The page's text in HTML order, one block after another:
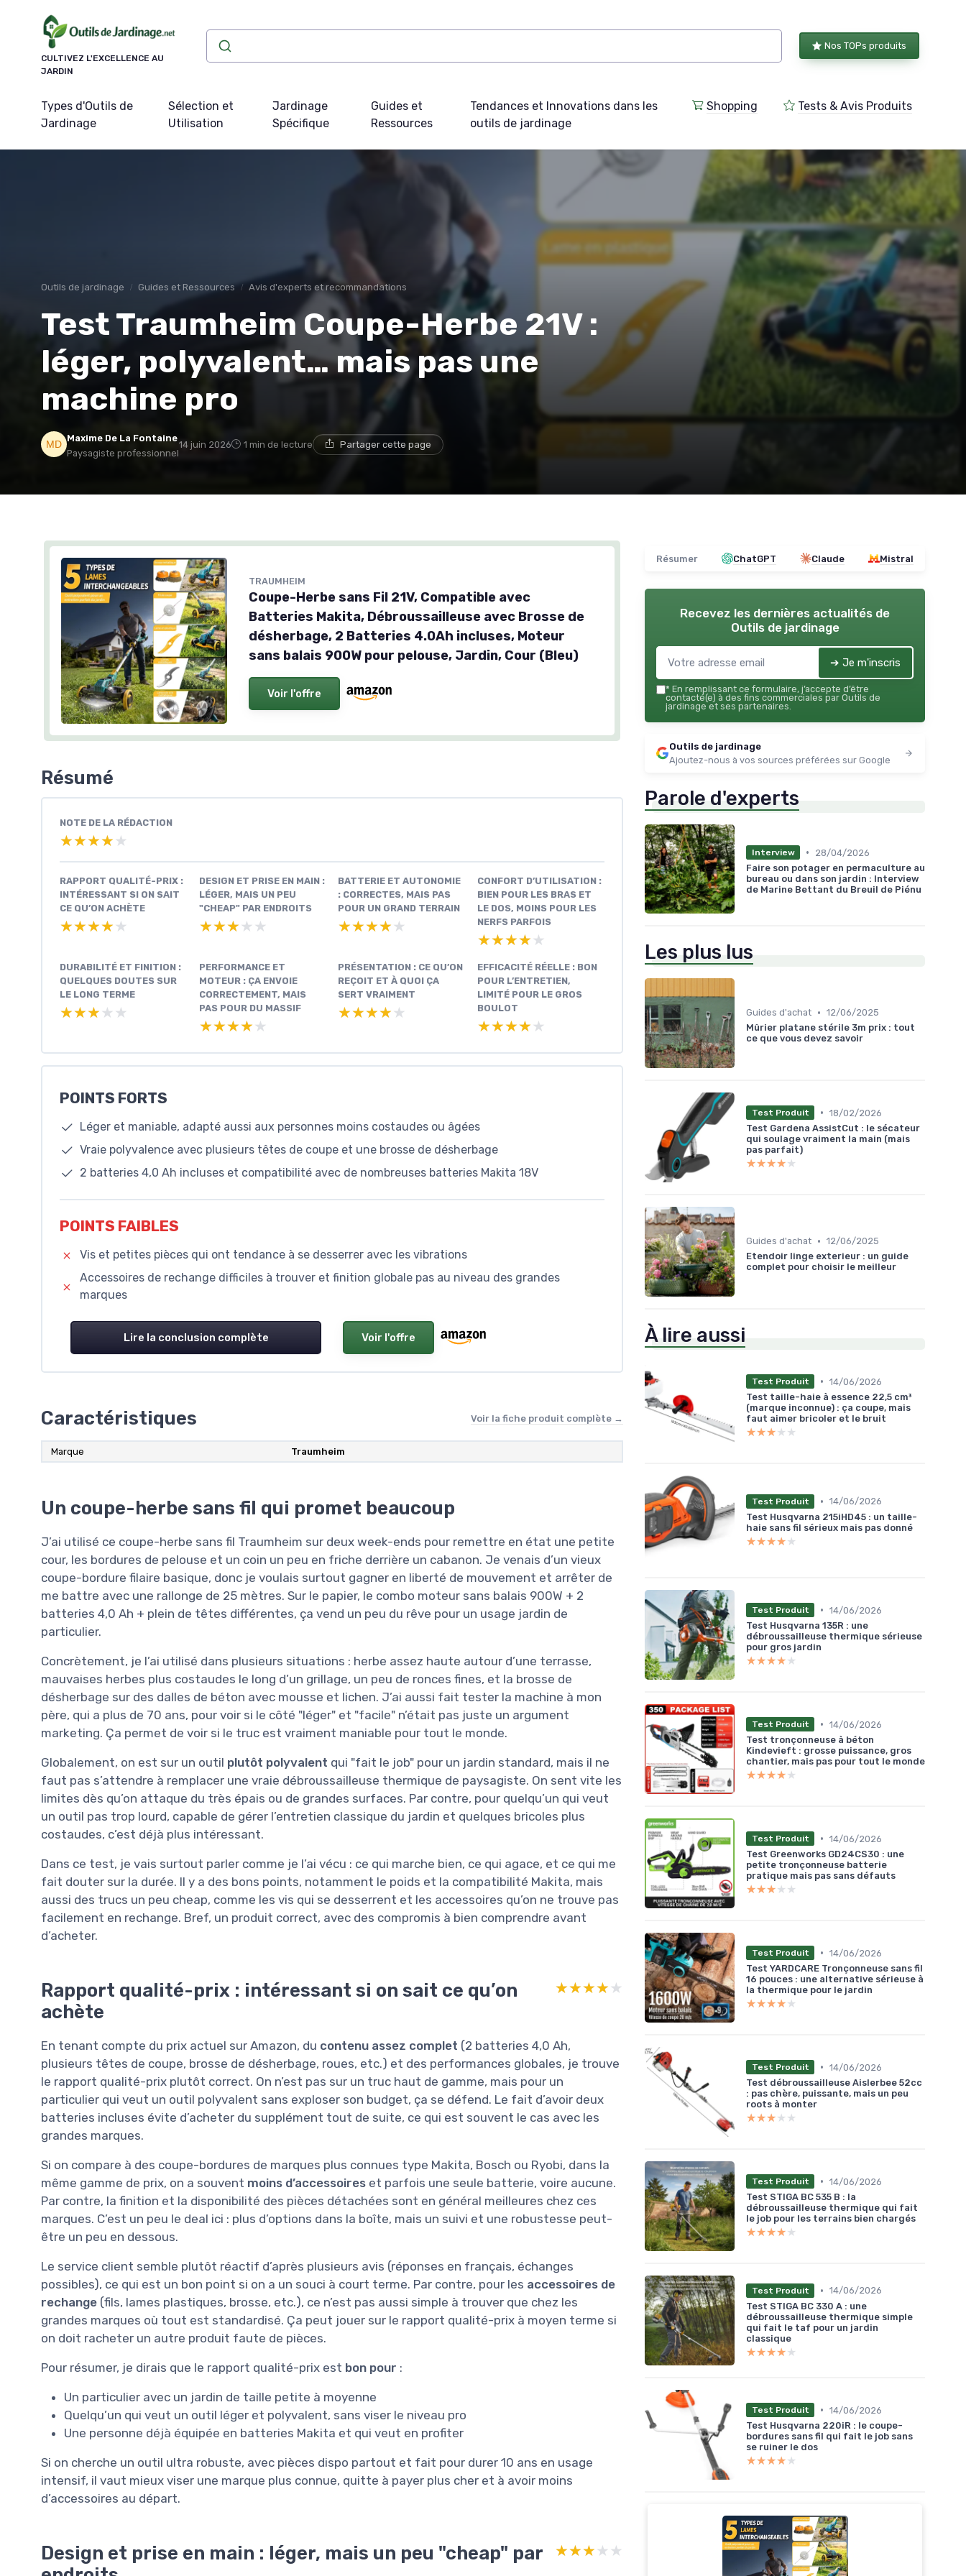
CULTIVEZ L'EXCELLENCE AU
JARDIN
Nos TOPs produits
Types d'Outils de
Jardinage
Sélection et
Utilisation
Jardinage
Spécifique
Guides et
Ressources
Tendances et Innovations dans les
outils de jardinage
Shopping Tests & Avis Produits
Outils de jardinage Guides et Ressources Avis d'experts et recommandations
Test Traumheim Coupe-Herbe 21V :
léger, polyvalent… mais pas une
machine pro
Maxime De La Fontaine
Paysagiste professionnel
14 juin 2026 1 min de lecture Partager cette page
TRAUMHEIM
Coupe-Herbe sans Fil 21V, Compatible avec
Batteries Makita, Débroussailleuse avec Brosse de
désherbage, 2 Batteries 4.0Ah incluses, Moteur
sans balais 900W pour pelouse, Jardin, Cour (Bleu)
Voir l'offre
Résumé
NOTE DE LA RÉDACTION
★★★★★
★★★★★
RAPPORT QUALITÉ-PRIX :
INTÉRESSANT SI ON SAIT
CE QU’ON ACHÈTE
★★★★★
★★★★★
DESIGN ET PRISE EN MAIN :
LÉGER, MAIS UN PEU
"CHEAP" PAR ENDROITS
★★★★★
★★★★★
BATTERIE ET AUTONOMIE
: CORRECTES, MAIS PAS
POUR UN GRAND TERRAIN
★★★★★
★★★★★
CONFORT D’UTILISATION :
BIEN POUR LES BRAS ET
LE DOS, MOINS POUR LES
NERFS PARFOIS
★★★★★
★★★★★
DURABILITÉ ET FINITION :
QUELQUES DOUTES SUR
LE LONG TERME
★★★★★
★★★★★
PERFORMANCE ET
MOTEUR : ÇA ENVOIE
CORRECTEMENT, MAIS
PAS POUR DU MASSIF
★★★★★
★★★★★
PRÉSENTATION : CE QU’ON
REÇOIT ET À QUOI ÇA
SERT VRAIMENT
★★★★★
★★★★★
EFFICACITÉ RÉELLE : BON
POUR L’ENTRETIEN,
LIMITÉ POUR LE GROS
BOULOT
★★★★★
★★★★★
POINTS FORTS
Léger et maniable, adapté aussi aux personnes moins costaudes ou âgées
Vraie polyvalence avec plusieurs têtes de coupe et une brosse de désherbage
2 batteries 4,0 Ah incluses et compatibilité avec de nombreuses batteries Makita 18V
POINTS FAIBLES
Vis et petites pièces qui ont tendance à se desserrer avec les vibrations
Accessoires de rechange difficiles à trouver et finition globale pas au niveau des grandes
marques
Lire la conclusion complète Voir l'offre
Caractéristiques Voir la fiche produit complète →
Marque Traumheim
Un coupe-herbe sans fil qui promet beaucoup
J’ai utilisé ce coupe-herbe sans fil Traumheim sur deux week-ends pour remettre en état une petite
cour, les bordures de pelouse et un coin un peu en friche derrière un cabanon. Je venais d’un vieux
coupe-bordure filaire basique, donc je voulais surtout gagner en liberté de mouvement et arrêter de
me battre avec une rallonge de 25 mètres. Sur le papier, le combo moteur sans balais 900W + 2
batteries 4,0 Ah + plein de têtes différentes, ça vend un peu du rêve pour un usage jardin de
particulier.
Concrètement, je l’ai utilisé dans plusieurs situations : herbe assez haute autour d’une terrasse,
mauvaises herbes plus costaudes le long d’un grillage, un peu de ronces fines, et la brosse de
désherbage sur des dalles de béton avec mousse et lichen. J’ai aussi fait tester la machine à mon
père, qui a plus de 70 ans, pour voir si le côté "léger" et "facile" n’était pas juste un argument
marketing. Ça permet de voir si le truc est vraiment maniable pour tout le monde.
Globalement, on est sur un outil plutôt polyvalent qui "fait le job" pour un jardin standard, mais il ne
faut pas s’attendre à remplacer une vraie débroussailleuse thermique de paysagiste. On sent vite les
limites dès qu’on attaque du très épais ou de grandes surfaces. Par contre, pour quelqu’un qui veut
un outil pas trop lourd, capable de gérer l’entretien classique du jardin et quelques bricoles plus
costaudes, c’est déjà plus intéressant.
Dans ce test, je vais surtout parler comme je l’ai vécu : ce qui marche bien, ce qui agace, et ce qui me
fait douter sur la durée. Il y a des bons points, notamment le poids et la compatibilité Makita, mais
aussi des trucs un peu cheap, comme les vis qui se desserrent et les accessoires qu’on ne trouve pas
facilement en rechange. Bref, un produit correct, avec des compromis à bien comprendre avant
d’acheter.
Rapport qualité-prix : intéressant si on sait ce qu’on
achète
★★★★★
★★★★★
En tenant compte du prix actuel sur Amazon, du contenu assez complet (2 batteries 4,0 Ah,
plusieurs têtes de coupe, brosse de désherbage, roues, etc.) et des performances globales, je trouve
le rapport qualité-prix plutôt correct. On n’est pas sur un truc haut de gamme, mais pour un
particulier qui veut un outil polyvalent sans exploser son budget, ça se défend. Le fait d’avoir deux
batteries incluses évite d’acheter du supplément tout de suite, ce qui est souvent le cas avec les
grandes marques.
Si on compare à des coupe-bordures de marques plus connues type Makita, Bosch ou Ryobi, dans la
même gamme de prix, on a souvent moins d’accessoires et parfois une seule batterie, voire aucune.
Par contre, la finition et la disponibilité des pièces détachées sont en général meilleures chez ces
marques. C’est un peu le deal ici : plus d’options dans la boîte, mais un suivi et une robustesse peut-
être un peu en dessous.
Le service client semble plutôt réactif d’après plusieurs avis (réponses en français, échanges
possibles), ce qui est un bon point si on a un souci à court terme. Par contre, pour les accessoires de
rechange (fils, lames plastiques, brosse, etc.), ce n’est pas aussi simple à trouver que chez les
grandes marques où tout est standardisé. Ça peut jouer sur le rapport qualité-prix à moyen terme si
on doit racheter un autre produit faute de pièces.
Pour résumer, je dirais que le rapport qualité-prix est bon pour :
Un particulier avec un jardin de taille petite à moyenne
Quelqu’un qui veut un outil léger et polyvalent, sans viser le niveau pro
Une personne déjà équipée en batteries Makita et qui veut en profiter
Si on cherche un outil ultra robuste, avec pièces dispo partout et fait pour durer 10 ans en usage
intensif, il vaut mieux viser une marque plus connue, quitte à payer plus cher et à avoir moins
d’accessoires au départ.
Design et prise en main : léger, mais un peu "cheap" par
★★★★★
★★★★★
Résumer ChatGPT Claude Mistral
Recevez les dernières actualités de
Outils de jardinage
➔ Je m'inscris
* En remplissant ce formulaire, j’accepte d’être
contacté(e) à des fins commerciales par Outils de
jardinage et ses partenaires.
Outils de jardinage
Ajoutez-nous à vos sources préférées sur Google
Parole d'experts
Interview •
28/04/2026
Faire son potager en permaculture au
bureau ou dans son jardin : Interview
de Marine Bettant du Breuil de Piénu
Les plus lus
Guides d'achat • 12/06/2025
Mûrier platane stérile 3m prix : tout
ce que vous devez savoir
Test Produit • 18/02/2026
Test Gardena AssistCut : le sécateur
qui soulage vraiment la main (mais
pas parfait)
★★★★★
★★★★★
Guides d'achat • 12/06/2025
Etendoir linge exterieur : un guide
complet pour choisir le meilleur
À lire aussi
Test Produit • 14/06/2026
Test taille-haie à essence 22,5 cm³
(marque inconnue) : ça coupe, mais
faut aimer bricoler et le bruit
★★★★★
★★★★★
Test Produit • 14/06/2026
Test Husqvarna 215iHD45 : un taille-
haie sans fil sérieux mais pas donné
★★★★★
★★★★★
Test Produit • 14/06/2026
Test Husqvarna 135R : une
débroussailleuse thermique sérieuse
pour gros jardin
★★★★★
★★★★★
Test Produit • 14/06/2026
Test tronçonneuse à béton
Kindevieft : grosse puissance, gros
chantier, mais pas pour tout le monde
★★★★★
★★★★★
Test Produit • 14/06/2026
Test Greenworks GD24CS30 : une
petite tronçonneuse batterie
pratique mais pas sans défauts
★★★★★
★★★★★
Test Produit • 14/06/2026
Test YARDCARE Tronçonneuse sans fil
16 pouces : une alternative sérieuse à
la thermique pour le jardin
★★★★★
★★★★★
Test Produit • 14/06/2026
Test débroussailleuse Aislerbee 52cc
: pas chère, puissante, mais un peu
roots à monter
★★★★★
★★★★★
Test Produit • 14/06/2026
Test STIGA BC 535 B : la
débroussailleuse thermique qui fait
le job pour les terrains bien chargés
★★★★★
★★★★★
Test Produit • 14/06/2026
Test STIGA BC 330 A : une
débroussailleuse thermique simple
qui fait le taf pour un jardin
classique
★★★★★
★★★★★
Test Produit • 14/06/2026
Test Husqvarna 220iR : le coupe-
bordures sans fil qui fait le job sans
se ruiner le dos
★★★★★
★★★★★